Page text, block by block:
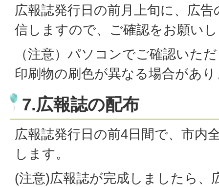
広報誌発行日の前月上旬に、広
信しますので、ご確認をお願い
（注意）パソコンでご確認いた
印刷物の刷色が異なる場合があ
7.広報誌の配布
広報誌発行日の前4日間で、市内
します。
(注意)広報誌が完成しましたら、